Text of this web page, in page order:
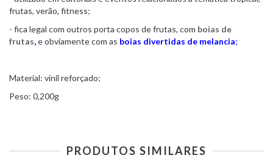
frutas, verão, fitness;
- fica legal com outros porta copos de frutas, com boias de
frutas,e obviamente com as boias divertidas de melancia;
Material: vinil reforçado;
Peso: 0,200g
PRODUTOS SIMILARES